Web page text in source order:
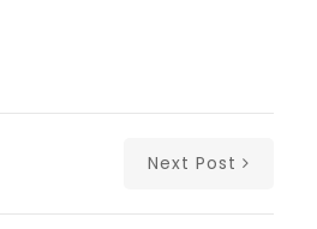
Next Post